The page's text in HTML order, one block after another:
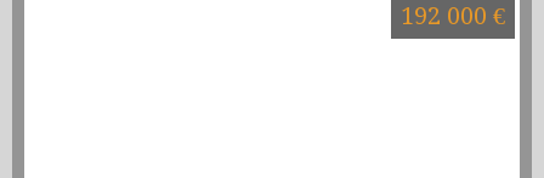
192 000 €